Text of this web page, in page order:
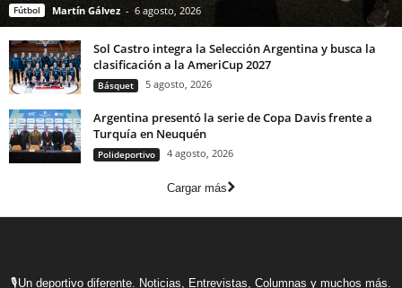
Fútbol Martín Gálvez - 6 agosto, 2026
Sol Castro integra la Selección Argentina y busca la
clasificación a la AmeriCup 2027
Básquet 5 agosto, 2026
Argentina presentó la serie de Copa Davis frente a
Turquía en Neuquén
Polideportivo 4 agosto, 2026
Cargar más
🎙Un deportivo diferente. Noticias, Entrevistas, Columnas y muchos más.